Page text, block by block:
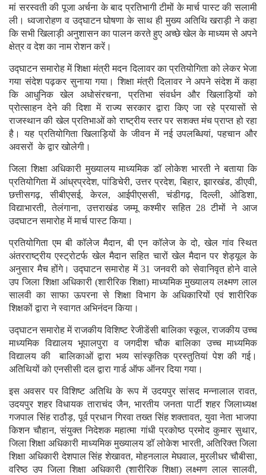
मां सरस्वती की पूजा अर्चना के बाद प्रतिभागी टीमों के मार्च पास्ट की सलामी
ली। ध्वजारोहण व उद्घाटन घोषणा के साथ ही मुख्य अतिथि खराड़ी ने कहा
कि सभी खिलाड़ी अनुशासन का पालन करते हुए अच्छे खेल के माध्यम से अपने
क्षेत्र व देश का नाम रोशन करें।
उद्घाटन समारोह में शिक्षा मंत्री मदन दिलावर का प्रतियोगिता को लेकर भेजा
गया संदेश पढ़कर सुनाया गया। शिक्षा मंत्री दिलावर ने अपने संदेश में कहा
कि आधुनिक खेल अधोसंरचना, प्रतिभा संवर्धन और खिलाड़ियों को
प्रोत्साहन देने की दिशा में राज्य सरकार द्वारा किए जा रहे प्रयासों से
राजस्थान की खेल प्रतिभाओं को राष्ट्रीय स्तर पर सशक्त मंच प्राप्त हो रहा
है। यह प्रतियोगिता खिलाड़ियों के जीवन में नई उपलब्धियां, पहचान और
अवसरों के द्वार खोलेगी।
जिला शिक्षा अधिकारी मुख्यालय माध्यमिक डॉ लोकेश भारती ने बताया कि
प्रतियोगिता में आंध्रप्रदेश, पांडिचेरी, उत्तर प्रदेश, बिहार, झारखंड, डीएवी,
छत्तीसगढ़, सीबीएसई, केरल, आईपीएससी, चंडीगढ़, दिल्ली, ओडिशा,
विद्याभारती, तेलंगाना, उत्तराखंड जम्मू कश्मीर सहित 28 टीमों ने आज
उदघाटन समारोह में मार्च पास्ट किया।
प्रतियोगिता एम बी कॉलेज मैदान, बी एन कॉलेज के दो, खेल गांव स्थित
अंतरराष्ट्रीय एस्ट्रोटर्फ खेल मैदान सहित चारों खेल मैदान पर शेड्यूल के
अनुसार मैच होंगे। उद्घाटन समारोह में 31 जनवरी को सेवानिवृत होने वाले
उप जिला शिक्षा अधिकारी (शारीरिक शिक्षा) माध्यमिक मुख्यालय लक्ष्मण लाल
सालवी का साफा ऊपरना से शिक्षा विभाग के अधिकारियों एवं शारीरिक
शिक्षकों द्वारा ने स्वागत अभिनंदन किया।
उद्घाटन समारोह में राजकीय विशिष्ट रेजीडेंसी बालिका स्कूल, राजकीय उच्च
माध्यमिक विद्यालय भूपालपुरा व जगदीश चौक बालिका उच्च माध्यमिक
विद्यालय की बालिकाओं द्वारा भव्य सांस्कृतिक प्रस्तुतियां पेश की गई।
अतिथियों को एनसीसी दल द्वारा गार्ड ऑफ ऑनर दिया गया।
इस अवसर पर विशिष्ट अतिथि के रूप में उदयपुर सांसद मन्नालाल रावत,
उदयपुर शहर विधायक ताराचंद जैन, भारतीय जनता पार्टी शहर जिलाध्यक्ष
गजपाल सिंह राठौड़, पूर्व प्रधान गिरवा तख्त सिंह शक्तावत, युवा नेता भाजपा
किशन चौहान, संयुक्त निदेशक महात्मा गांधी प्रकोष्ठ प्रमोद कुमार सुथार,
जिला शिक्षा अधिकारी माध्यमिक मुख्यालय डॉ लोकेश भारती, अतिरिक्त जिला
शिक्षा अधिकारी देशपाल सिंह शेखावत, मोहनलाल मेघवाल, मुरलीधर चौबीसा,
वरिष्ठ उप जिला शिक्षा अधिकारी (शारीरिक शिक्षा) लक्ष्मण लाल सालवी,